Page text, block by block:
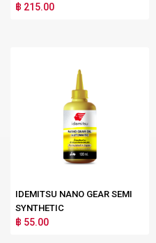
฿ 215.00
IDEMITSU NANO GEAR SEMI
SYNTHETIC
฿ 55.00